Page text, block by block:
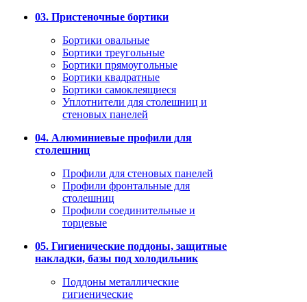
03. Пристеночные бортики
Бортики овальные
Бортики треугольные
Бортики прямоугольные
Бортики квадратные
Бортики самоклеящиеся
Уплотнители для столешниц и
стеновых панелей
04. Алюминиевые профили для
столешниц
Профили для стеновых панелей
Профили фронтальные для
столешниц
Профили соединительные и
торцевые
05. Гигиенические поддоны, защитные
накладки, базы под холодильник
Поддоны металлические
гигиенические